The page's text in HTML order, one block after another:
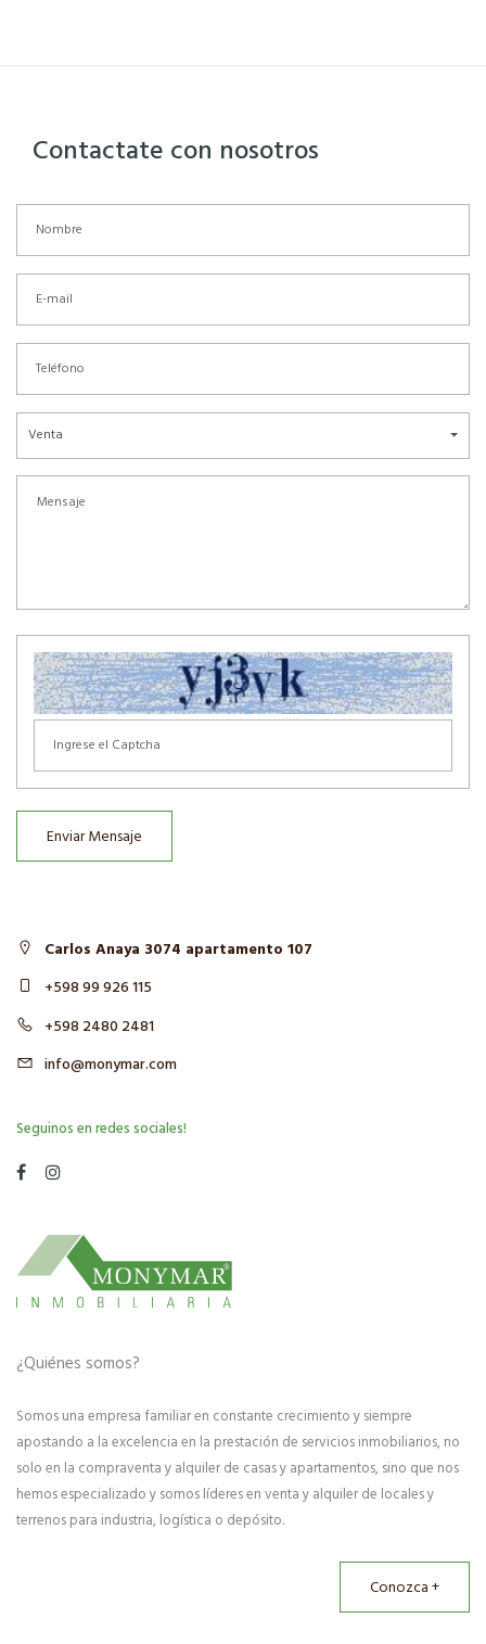
Contactate con nosotros
Venta
Enviar Mensaje
Carlos Anaya 3074 apartamento 107
+598 99 926 115
+598 2480 2481
info@monymar.com
Seguinos en redes sociales!
¿Quiénes somos?
Somos una empresa familiar en constante crecimiento y siempre
apostando a la excelencia en la prestación de servicios inmobiliarios, no
solo en la compraventa y alquiler de casas y apartamentos, sino que nos
hemos especializado y somos líderes en venta y alquiler de locales y
terrenos para industria, logística o depósito.
Conozca +